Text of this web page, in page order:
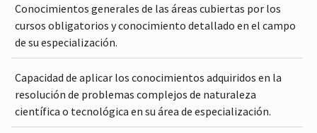
Conocimientos generales de las áreas cubiertas por los
cursos obligatorios y conocimiento detallado en el campo
de su especialización.
Capacidad de aplicar los conocimientos adquiridos en la
resolución de problemas complejos de naturaleza
científica o tecnológica en su área de especialización.